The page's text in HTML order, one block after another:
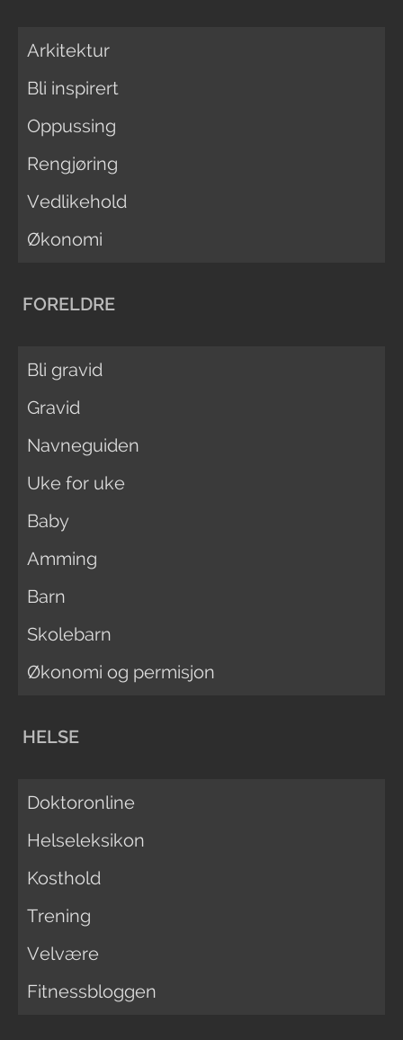
Arkitektur
Bli inspirert
Oppussing
Rengjøring
Vedlikehold
Økonomi
FORELDRE
Bli gravid
Gravid
Navneguiden
Uke for uke
Baby
Amming
Barn
Skolebarn
Økonomi og permisjon
HELSE
Doktoronline
Helseleksikon
Kosthold
Trening
Velvære
Fitnessbloggen